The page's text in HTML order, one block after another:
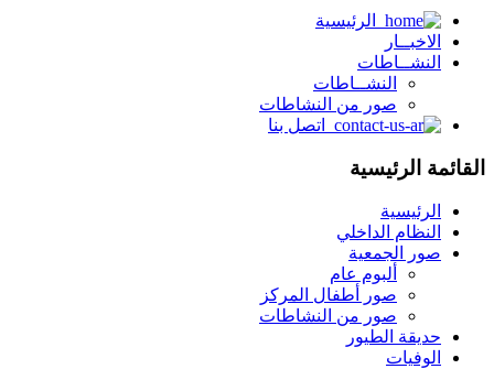
الرئيسية
الاخبــار
النشــاطات
النشــاطات
صور من النشاطات
اتصل بنا
القائمة الرئيسية
الرئيسية
النظام الداخلي
صور الجمعية
ألبوم عام
صور أطفال المركز
صور من النشاطات
حديقة الطيور
الوفيات